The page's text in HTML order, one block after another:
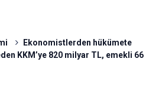
Ekonomistlerden hükümete
KKM’ye 820 milyar TL, emekli 66